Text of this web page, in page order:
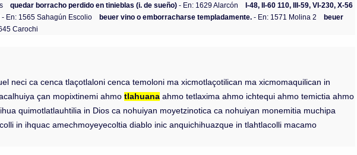
quedar borracho perdido en tinieblas (i. de sueño) - En: 1629 Alarcón
I-48, II-60 110, III-59, VI-230, X-56
- En: 1565 Sahagún Escolio beuer vino o emborracharse templadamente. - En: 1571 Molina 2
beuer
Carochi
neci ca cenca tlaçotlaloni cenca temoloni ma xicmotlaçotilican ma xicmomaquilican in
çan mopixtinemi ahmotlahuana ahmo tetlaxima ahmo ichtequi ahmo temictia ahmo
quimotlatlauhtilia in Dios ca nohuiyan moyetzinotica ca nohuiyan monemitia muchipa
in ihquac amechmoyeyecoltia diablo inic anquichihuazque in tlahtlacolli macamo